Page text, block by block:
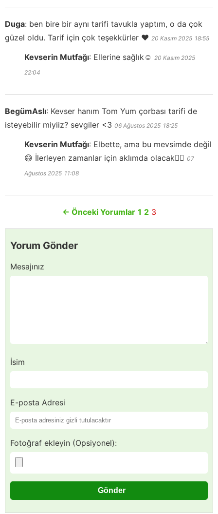
Duga: ben bire bir aynı tarifi tavukla yaptım, o da çok
güzel oldu. Tarif için çok teşekkürler ❤️ 20 Kasım 2025 18:55
Kevserin Mutfağı: Ellerine sağlık☺️ 20 Kasım 2025
22:04
BegümAslı: Kevser hanım Tom Yum çorbası tarifi de
isteyebilir miyiiz? sevgiler <3 06 Ağustos 2025 18:25
Kevserin Mutfağı: Elbette, ama bu mevsimde değil
😅 İlerleyen zamanlar için aklımda olacak👍🏻 07
Ağustos 2025 11:08
← Önceki Yorumlar 1 2 3
Yorum Gönder
Mesajınız
İsim
E-posta Adresi
Fotoğraf ekleyin (Opsiyonel):